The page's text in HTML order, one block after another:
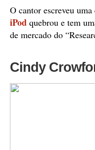
O cantor escreveu uma
iPod quebrou e tem
de mercado do
Cindy